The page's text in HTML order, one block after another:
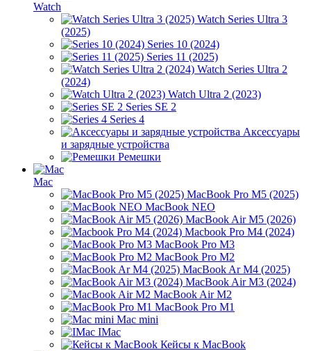
Watch
Watch Series Ultra 3
(2025)
Series 10 (2024)
Series 11 (2025)
Watch Series Ultra 2
(2024)
Watch Ultra 2 (2023)
Series SE 2
Series 4
Аксессуары
и зарядные устройства
Ремешки
Mac
MacBook Pro M5 (2025)
MacBook NEO
MacBook Air M5 (2026)
Macbook Pro M4 (2024)
MacBook Pro M3
MacBook Pro M2
MacBook Ar M4 (2025)
MacBook Air M3 (2024)
MacBook Air M2
MacBook Pro M1
Mac mini
IMac
Кейсы к MacBook